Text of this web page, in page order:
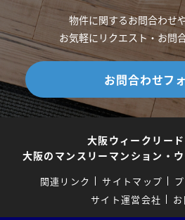
物件に関するお問合わせ
お気軽にリクエスト・お問
お問合わせフ
大阪ウィークリー
大阪のマンスリーマンション・
関連リンク サイトマップ
サイト運営会社